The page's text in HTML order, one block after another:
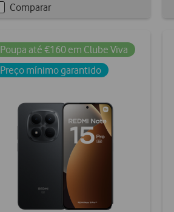
Checkbox
Comparar
Poupa até €160 em Clube Viva
Preço mínimo garantido